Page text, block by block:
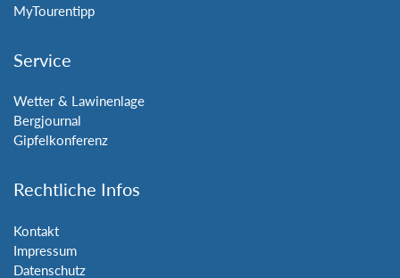
MyTourentipp
Service
Wetter & Lawinenlage
Bergjournal
Gipfelkonferenz
Rechtliche Infos
Kontakt
Impressum
Datenschutz